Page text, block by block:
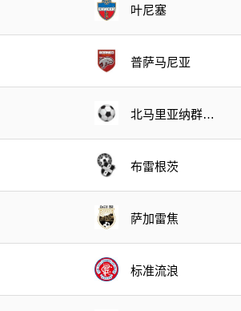
叶尼塞
普萨马尼亚
北马里亚纳群岛
布雷根茨
萨加雷焦
标准流浪